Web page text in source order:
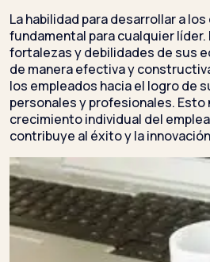
La habilidad para desarrollar a
fundamental para cualquier líder.
fortalezas y debilidades de sus
de manera efectiva y
los empleados hacia el logro de
personales y profesionales. Esto
crecimiento individual del
contribuye al éxito y la